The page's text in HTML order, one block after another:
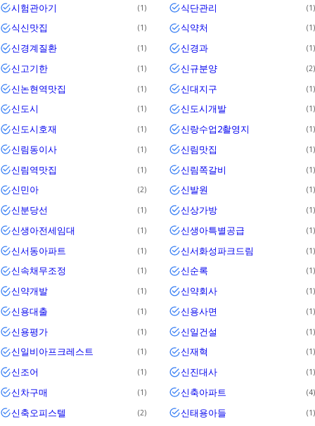
시험관아기 1 식단관리 1
식신맛집 1 식약처 1
신경계질환 1 신경과 1
신고기한 1 신규분양 2
신논현역맛집 1 신대지구 1
신도시 1 신도시개발 1
신도시호재 1 신랑수업2촬영지 1
신림동이사 1 신림맛집 1
신림역맛집 1 신림쪽갈비 1
신민아 2 신발원 1
신분당선 1 신상가방 1
신생아전세임대 1 신생아특별공급 1
신서동아파트 1 신서화성파크드림 1
신속채무조정 1 신순록 1
신약개발 1 신약회사 1
신용대출 1 신용사면 1
신용평가 1 신일건설 1
신일비아프크레스트 1 신재혁 1
신조어 1 신진대사 1
신차구매 1 신축아파트 4
신축오피스텔 2 신태용아들 1